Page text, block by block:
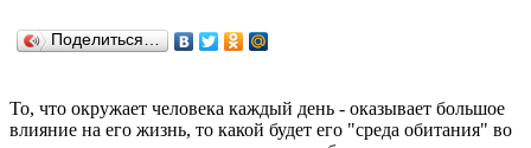
Поделиться…
То, что окружает человека каждый день - оказывает большое
влияние на его жизнь, то какой будет его "среда обитания" во